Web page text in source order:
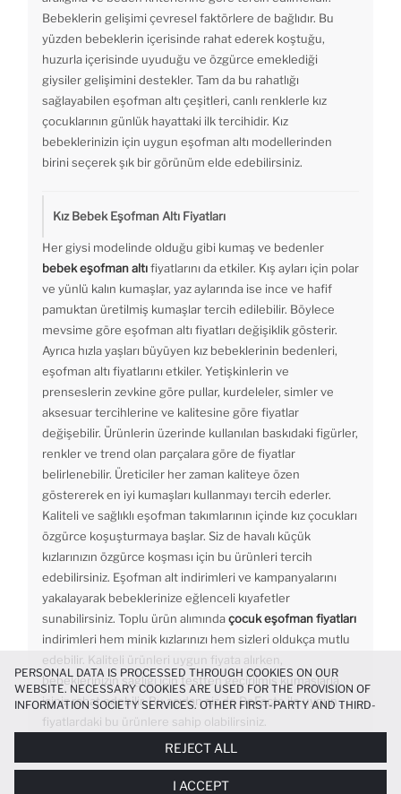
Bebeklerin gelişimi çevresel faktörlere de bağlıdır. Bu
yüzden bebeklerin içerisinde rahat ederek koştuğu,
huzurla içerisinde uyuduğu ve özgürce emeklediği
giysiler gelişimini destekler. Tam da bu rahatlığı
sağlayabilen eşofman altı çeşitleri, canlı renklerle kız
çocuklarının günlük hayattaki ilk tercihidir. Kız
bebeklerinizin için uygun eşofman altı modellerinden
birini seçerek şık bir görünüm elde edebilirsiniz.
Kız Bebek Eşofman Altı Fiyatları
Her giysi modelinde olduğu gibi kumaş ve bedenler
bebek eşofman altıfiyatlarını da etkiler. Kış ayları için polar
ve yünlü kalın kumaşlar, yaz aylarında ise ince ve hafif
pamuktan üretilmiş kumaşlar tercih edilebilir. Böylece
mevsime göre eşofman altı fiyatları değişiklik gösterir.
Ayrıca hızla yaşları büyüyen kız bebeklerinin bedenleri,
eşofman altı fiyatlarını etkiler. Yetişkinlerin ve
prenseslerin zevkine göre pullar, kurdeleler, simler ve
aksesuar tercihlerine ve kalitesine göre fiyatlar
değişebilir. Ürünlerin üzerinde kullanılan baskıdaki figürler,
renkler ve trend olan parçalara göre de fiyatlar
belirlenebilir. Üreticiler her zaman kaliteye özen
göstererek en iyi kumaşları kullanmayı tercih ederler.
Kaliteli ve sağlıklı eşofman takımlarının içinde kız çocukları
özgürce koşuşturmaya başlar. Siz de havalı küçük
kızlarınızın özgürce koşması için bu ürünleri tercih
edebilirsiniz. Eşofman alt indirimleri ve kampanyalarını
yakalayarak bebeklerinize eğlenceli kıyafetler
sunabilirsiniz. Toplu ürün alımındaçocuk eşofman fiyatları
indirimleri hem minik kızlarınızı hem sizleri oldukça mutlu
edebilir. Kaliteli ürünleri uygun fiyata alırken,
bebeklerinizin sağlığı için testten geçirilmiş kumaşlarla
içiniz rahat edebilir. Bu açıdan siz de DeFacto ile uygun
fiyatlardaki bu ürünlere sahip olabilirsiniz.
PERSONAL DATA IS PROCESSED THROUGH COOKIES ON OUR
WEBSITE. NECESSARY COOKIES ARE USED FOR THE PROVISION OF
INFORMATION SOCIETY SERVICES. OTHER FIRST-PARTY AND THIRD-
PARTY COOKIES ARE USED, ON A LIMITED BASIS, TO PROVIDE YOU
MORE FUNCTIONAL AND PERSONALIZED, AND—IF YOU GIVE YOUR
EXPLICIT CONSENT—TO CARRY OUT MARKETING ACTIVITIES
TAILORED TO YOU. YOU CAN MANAGE YOUR COOKIE PREFERENCES
REJECT ALL
I ACCEPT